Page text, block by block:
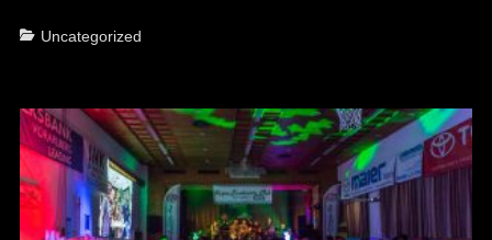
Categories
Uncategorized